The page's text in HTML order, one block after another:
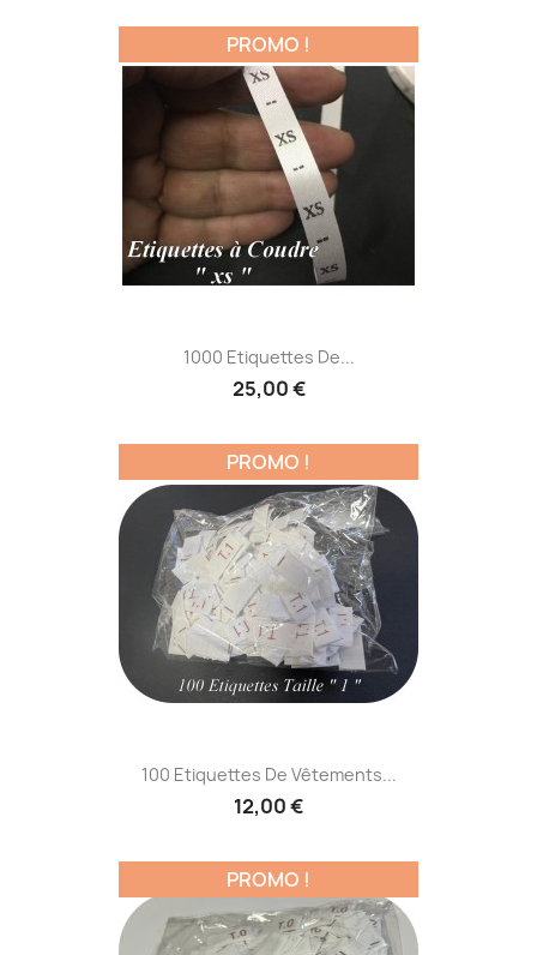
1000 Etiquettes De...
25,00 €
PROMO !
100 Etiquettes De Vêtements...
12,00 €
PROMO !
PROMO !